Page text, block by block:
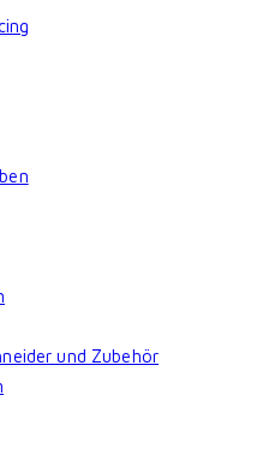
und Zubehör